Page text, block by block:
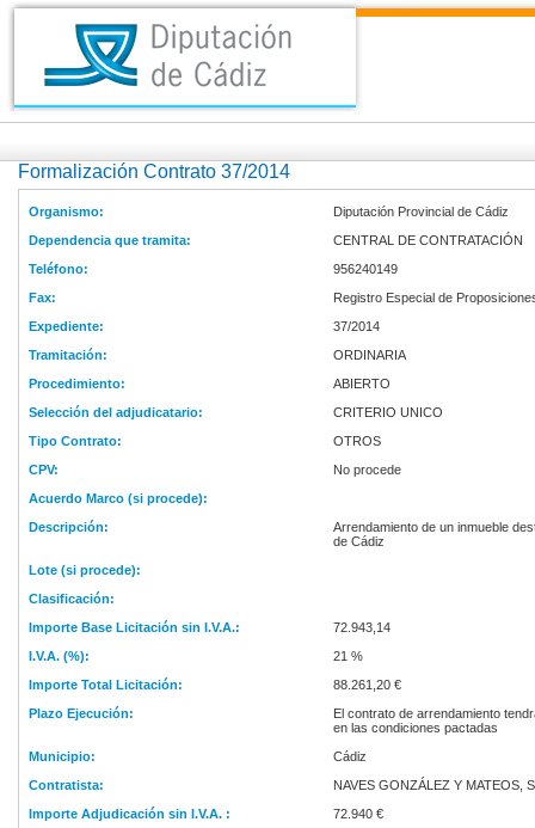
Formalización Contrato 37/2014
Organismo:
Diputación Provincial de Cádiz
Dependencia que tramita:
CENTRAL DE CONTRATACIÓN
Teléfono:
956240149
Fax:
Registro Especial de
Expediente:
37/2014
Tramitación:
ORDINARIA
Procedimiento:
ABIERTO
Selección del adjudicatario:
CRITERIO UNICO
Tipo Contrato:
OTROS
CPV:
No procede
Acuerdo Marco (si procede):
Descripción:
Arrendamiento de un inmueble
de Cádiz
Lote (si procede):
Clasificación:
Importe Base Licitación sin I.V.A.:
72.943,14
I.V.A. (%):
21 %
Importe Total Licitación:
88.261,20 €
Plazo Ejecución:
El contrato de arrendamiento
en las condiciones pactadas
Municipio:
Cádiz
Contratista:
NAVES GONZÁLEZ Y MATEOS,
Importe Adjudicación sin I.V.A. :
72.940 €